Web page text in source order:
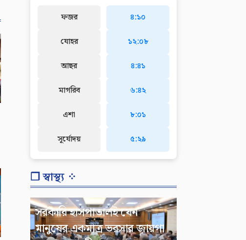
ফজর
যোহর
আছর
মাগরিব
এশা
সূর্যোদয়
৪:১০
১২:০৮
৪:৪১
৬:৪২
৮:০১
৫:২৯
❐ স্বাস্থ্য ⁘
সরকারি হাসপাতালই যেন
মানুষের একমাত্র ভরসার জায়গা